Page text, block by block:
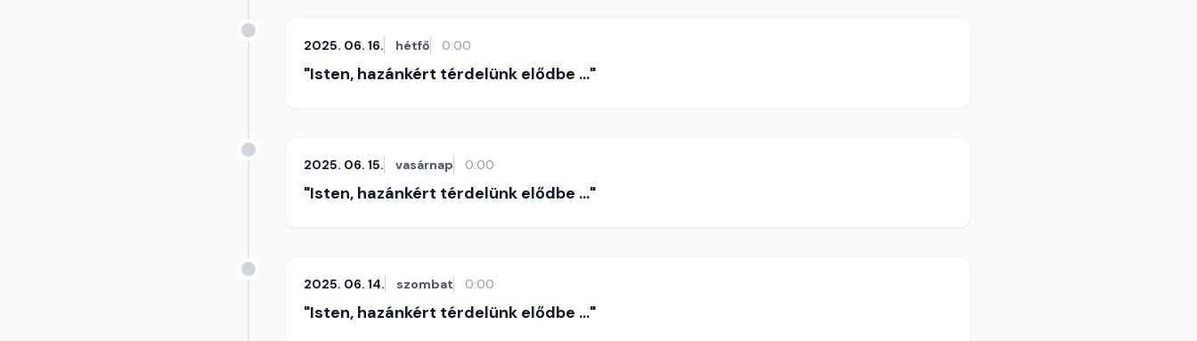
2025. 06. 16. hétfő 0:00
"Isten, hazánkért térdelünk elődbe ..."
2025. 06. 15. vasárnap 0:00
"Isten, hazánkért térdelünk elődbe ..."
2025. 06. 14. szombat 0:00
"Isten, hazánkért térdelünk elődbe ..."